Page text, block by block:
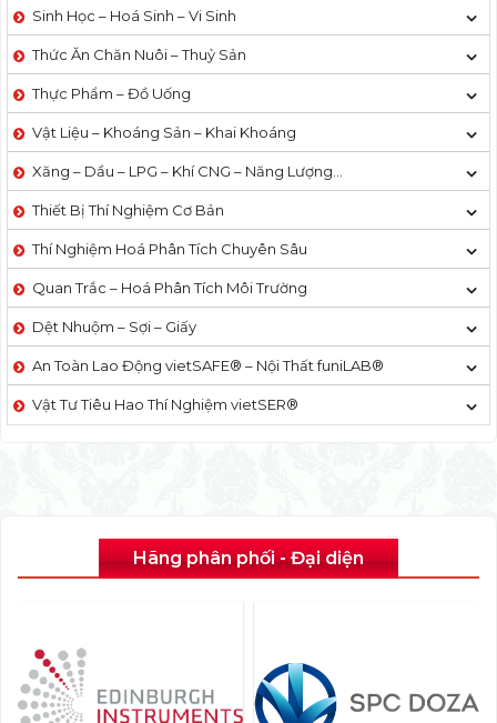
Sinh Học – Hoá Sinh – Vi Sinh
Thức Ăn Chăn Nuôi – Thuỷ Sản
Thực Phẩm – Đồ Uống
Vật Liệu – Khoáng Sản – Khai Khoáng
Xăng – Dầu – LPG – Khí CNG – Năng Lượng…
Thiết Bị Thí Nghiệm Cơ Bản
Thí Nghiệm Hoá Phân Tích Chuyên Sâu
Quan Trắc – Hoá Phân Tích Môi Trường
Dệt Nhuộm – Sợi – Giấy
An Toàn Lao Động vietSAFE® – Nội Thất funiLAB®
Vật Tư Tiêu Hao Thí Nghiệm vietSER®
Hãng phân phối - Đại diện